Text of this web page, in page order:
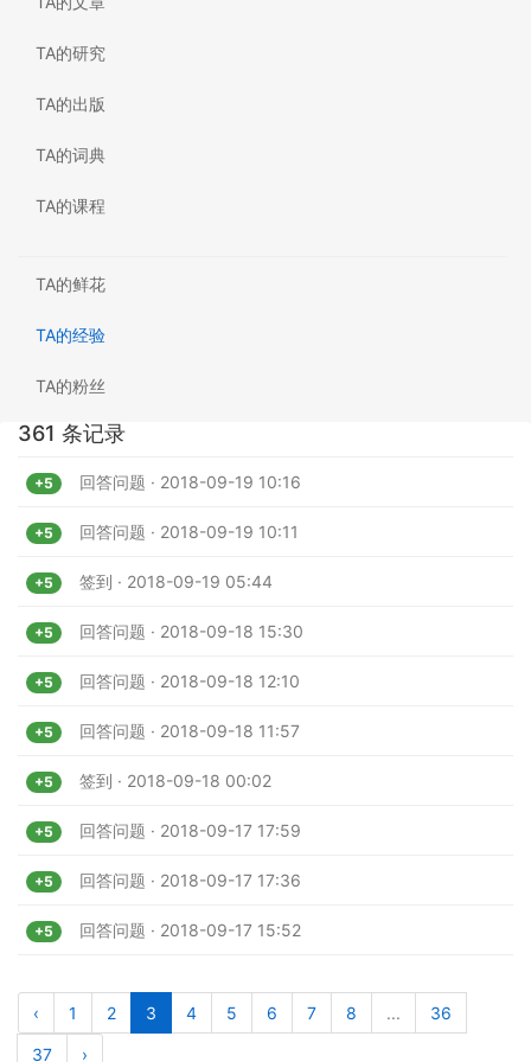
TA的研究
TA的出版
TA的词典
TA的课程
TA的鲜花
TA的经验
TA的粉丝
361 条记录
+5 回答问题 · 2018-09-19 10:16
+5 回答问题 · 2018-09-19 10:11
+5 签到 · 2018-09-19 05:44
+5 回答问题 · 2018-09-18 15:30
+5 回答问题 · 2018-09-18 12:10
+5 回答问题 · 2018-09-18 11:57
+5 签到 · 2018-09-18 00:02
+5 回答问题 · 2018-09-17 17:59
+5 回答问题 · 2018-09-17 17:36
+5 回答问题 · 2018-09-17 15:52
‹ 1 2 3 4 5 6 7 8 ... 36
37 ›